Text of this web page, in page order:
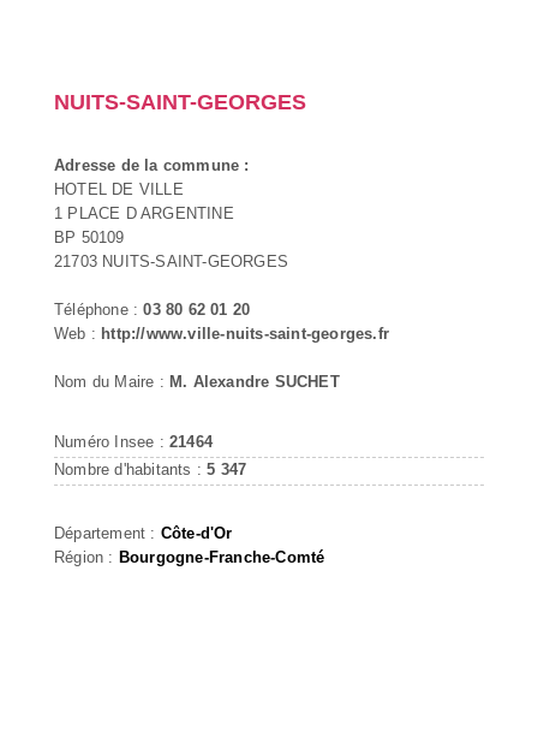
NUITS-SAINT-GEORGES
Adresse de la commune :
HOTEL DE VILLE
1 PLACE D ARGENTINE
BP 50109
21703 NUITS-SAINT-GEORGES
Téléphone :03 80 62 01 20
Web : http://www.ville-nuits-saint-georges.fr
Nom du Maire : M. Alexandre SUCHET
Numéro Insee : 21464
Nombre d'habitants :5 347
Département : Côte-d'Or
Région : Bourgogne-Franche-Comté